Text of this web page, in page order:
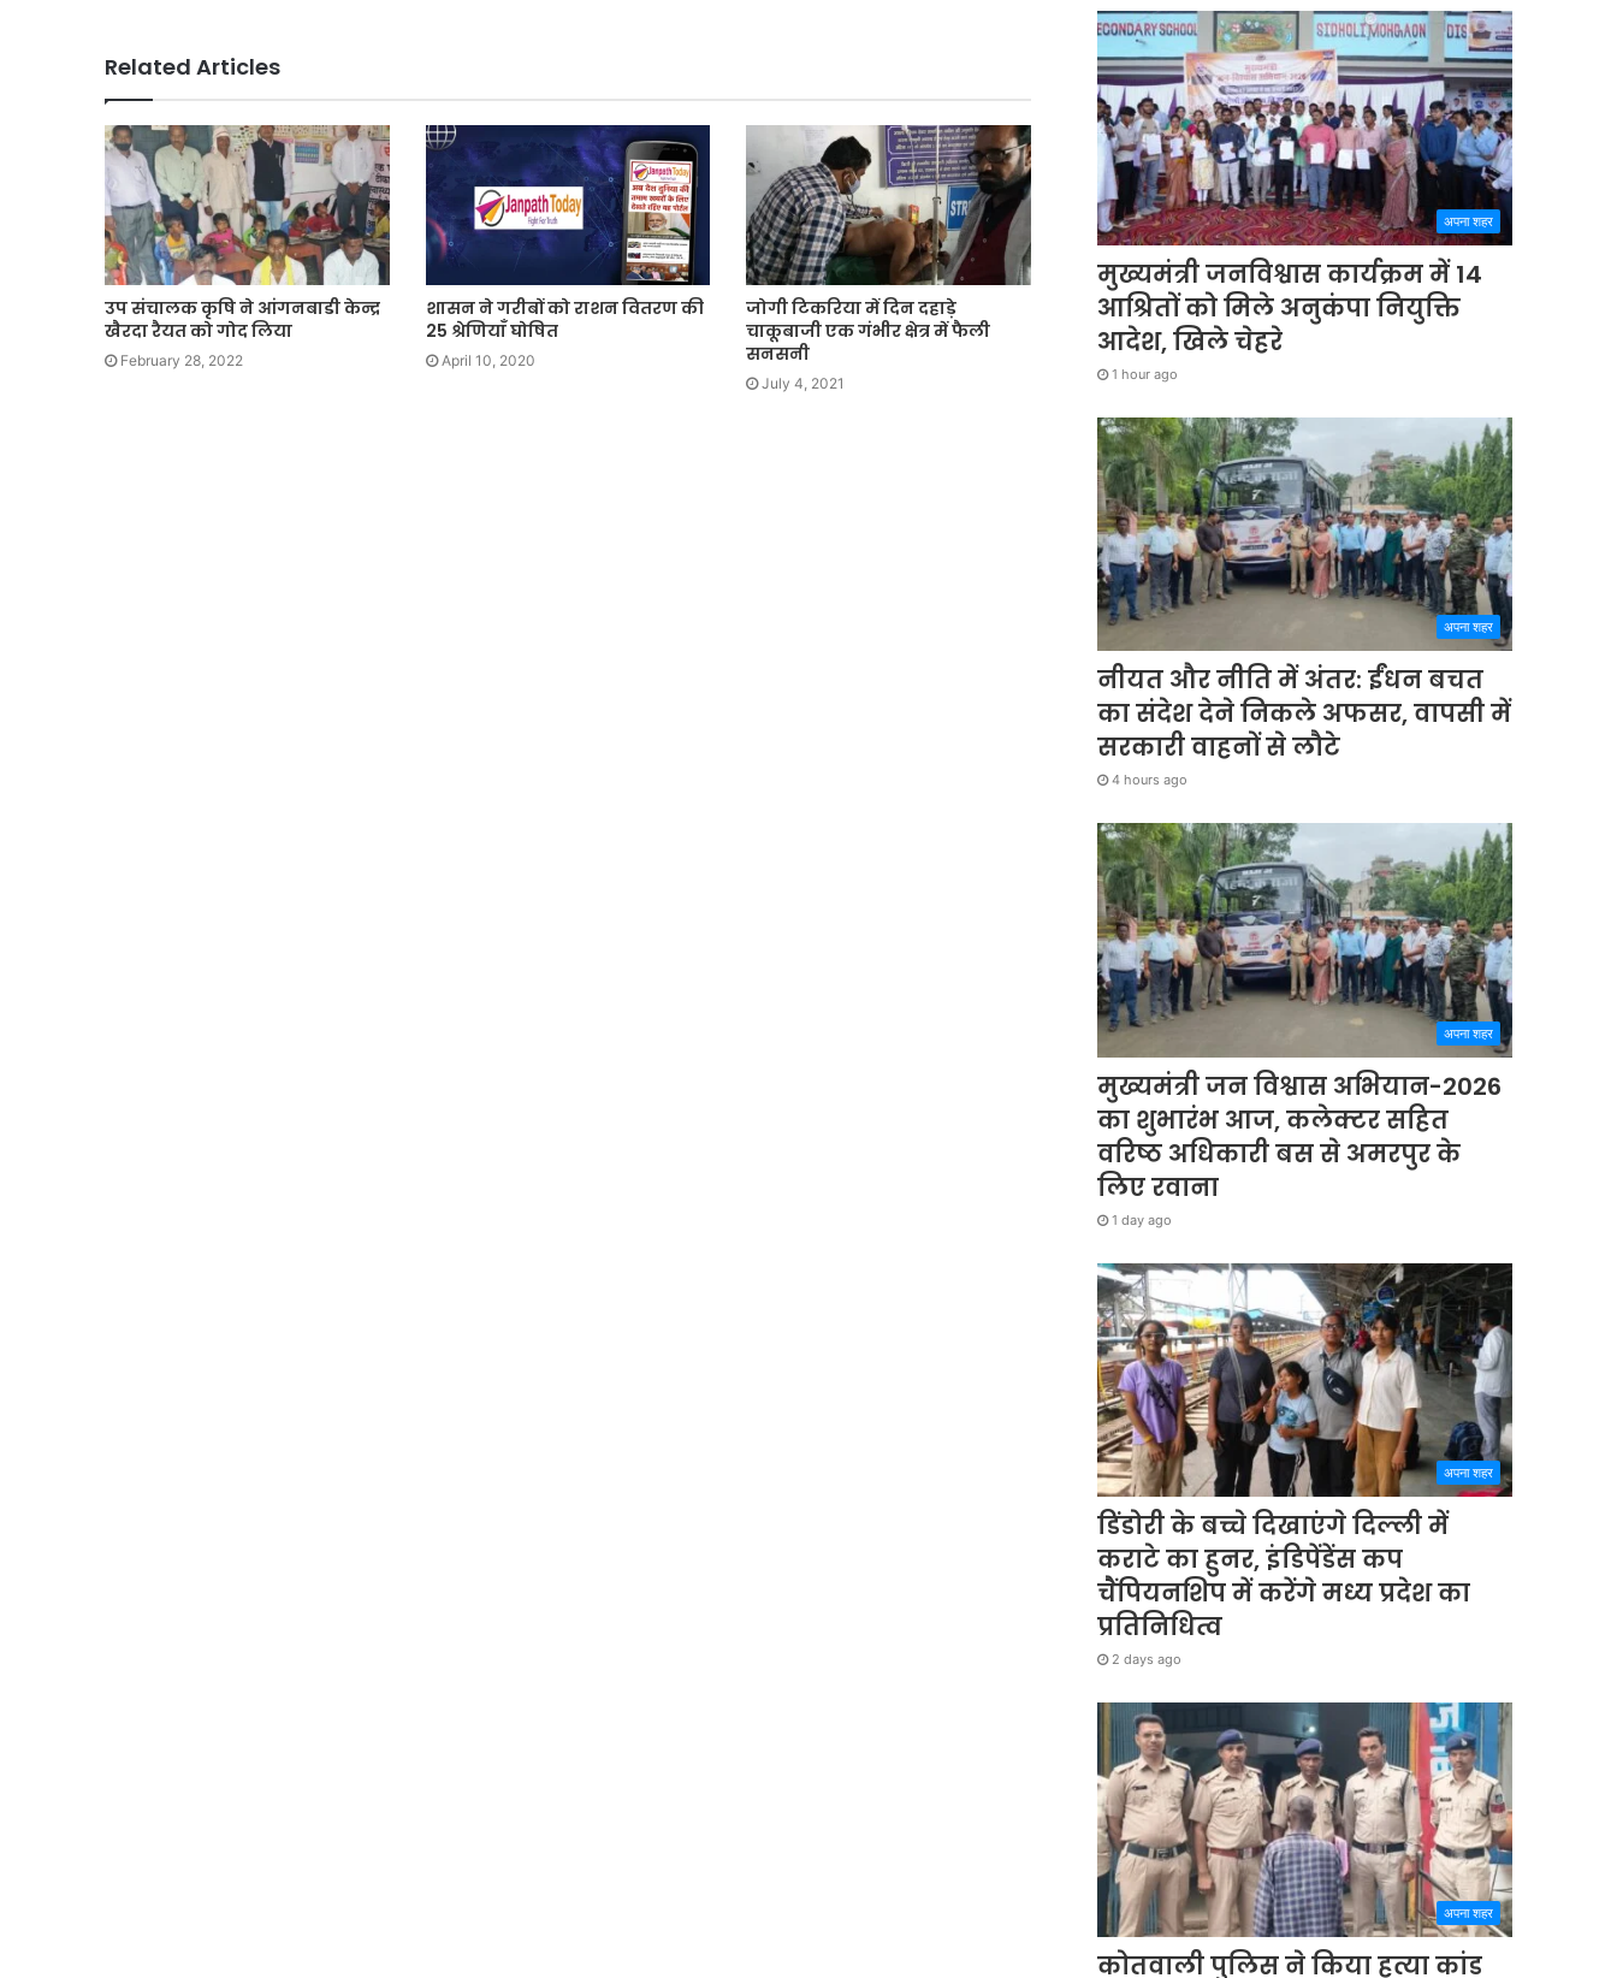
Related Articles
उप संचालक कृषि ने आंगनबाडी केन्द्र
खैरदा रैयत को गोद लिया
February 28, 2022
शासन ने गरीबों को राशन वितरण की
25 श्रेणियाँ घोषित
April 10, 2020
जोगी टिकरिया में दिन दहाड़े
चाकूबाजी एक गंभीर क्षेत्र में फैली
सनसनी
July 4, 2021
अपना शहर
मुख्यमंत्री जनविश्वास कार्यक्रम में 14
आश्रितों को मिले अनुकंपा नियुक्ति
आदेश, खिले चेहरे
1 hour ago
अपना शहर
नीयत और नीति में अंतर: ईंधन बचत
का संदेश देने निकले अफसर, वापसी में
सरकारी वाहनों से लौटे
4 hours ago
अपना शहर
मुख्यमंत्री जन विश्वास अभियान-2026
का शुभारंभ आज, कलेक्टर सहित
वरिष्ठ अधिकारी बस से अमरपुर के
लिए रवाना
1 day ago
अपना शहर
डिंडोरी के बच्चे दिखाएंगे दिल्ली में
कराटे का हुनर, इंडिपेंडेंस कप
चैंपियनशिप में करेंगे मध्य प्रदेश का
प्रतिनिधित्व
2 days ago
अपना शहर
कोतवाली पुलिस ने किया हत्या कांड